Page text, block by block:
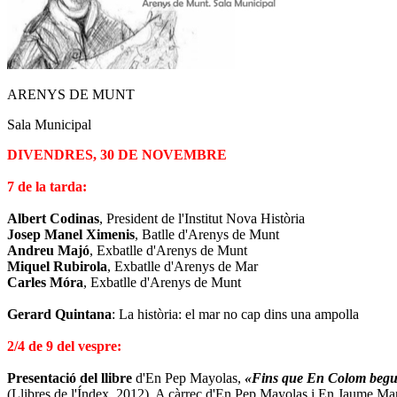
ARENYS DE MUNT
Sala Municipal
DIVENDRES, 30 DE NOVEMBRE
7 de la tarda:
Albert Codinas, President de l'Institut Nova Història
Josep Manel Ximenis, Batlle d'Arenys de Munt
Andreu Majó, Exbatlle d'Arenys de Munt
Miquel Rubirola, Exbatlle d'Arenys de Mar
Carles Móra, Exbatlle d'Arenys de Munt
Gerard Quintana: La història: el mar no cap dins una ampolla
2/4 de 9 del vespre:
Presentació del llibre d'En Pep Mayolas, «Fins que En Colom
(Llibres de l'Índex, 2012). A càrrec d'En Pep Mayolas i En Jaume